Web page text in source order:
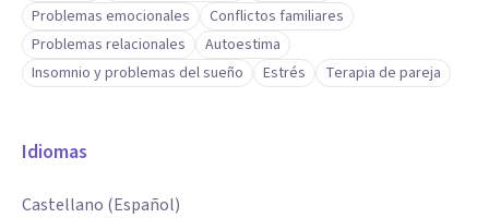
Problemas emocionales
Conflictos familiares
Problemas relacionales
Autoestima
Insomnio y problemas del sueño
Estrés Terapia de pareja
Idiomas
Castellano (Español)